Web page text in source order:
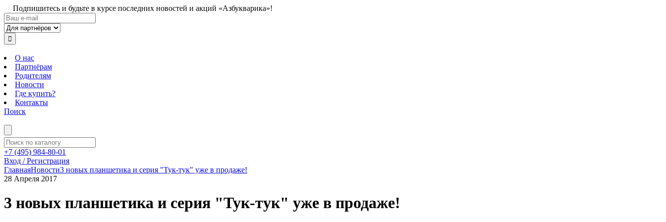
Подпишитесь и будьте в курсе последних новостей и акций «Азбукварика»!
О нас
Партнёрам
Родителям
Новости
Где купить?
Контакты
Поиск
+7 (495) 984-80-01
Вход / Регистрация
ГлавнаяНовости3 новых планшетика и серия "Тук-тук" уже в продаже!
28 Апреля 2017
3 новых планшетика и серия "Тук-тук" уже в продаже!